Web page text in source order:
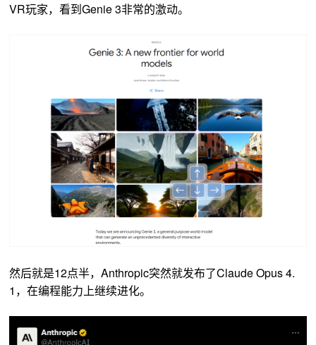
VR玩家，看到Genie 3非常的激动。
然后就是12点半，Anthropic突然就发布了Claude Opus 4.
1，在编程能力上继续进化。